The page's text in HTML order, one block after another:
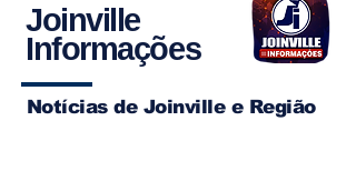
Joinville
Informações
Notícias de Joinville e Região